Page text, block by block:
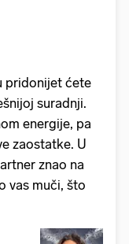
pridonijet ćete
suradnji.
energije, pa
zaostatke. U
znao na
vas muči, što